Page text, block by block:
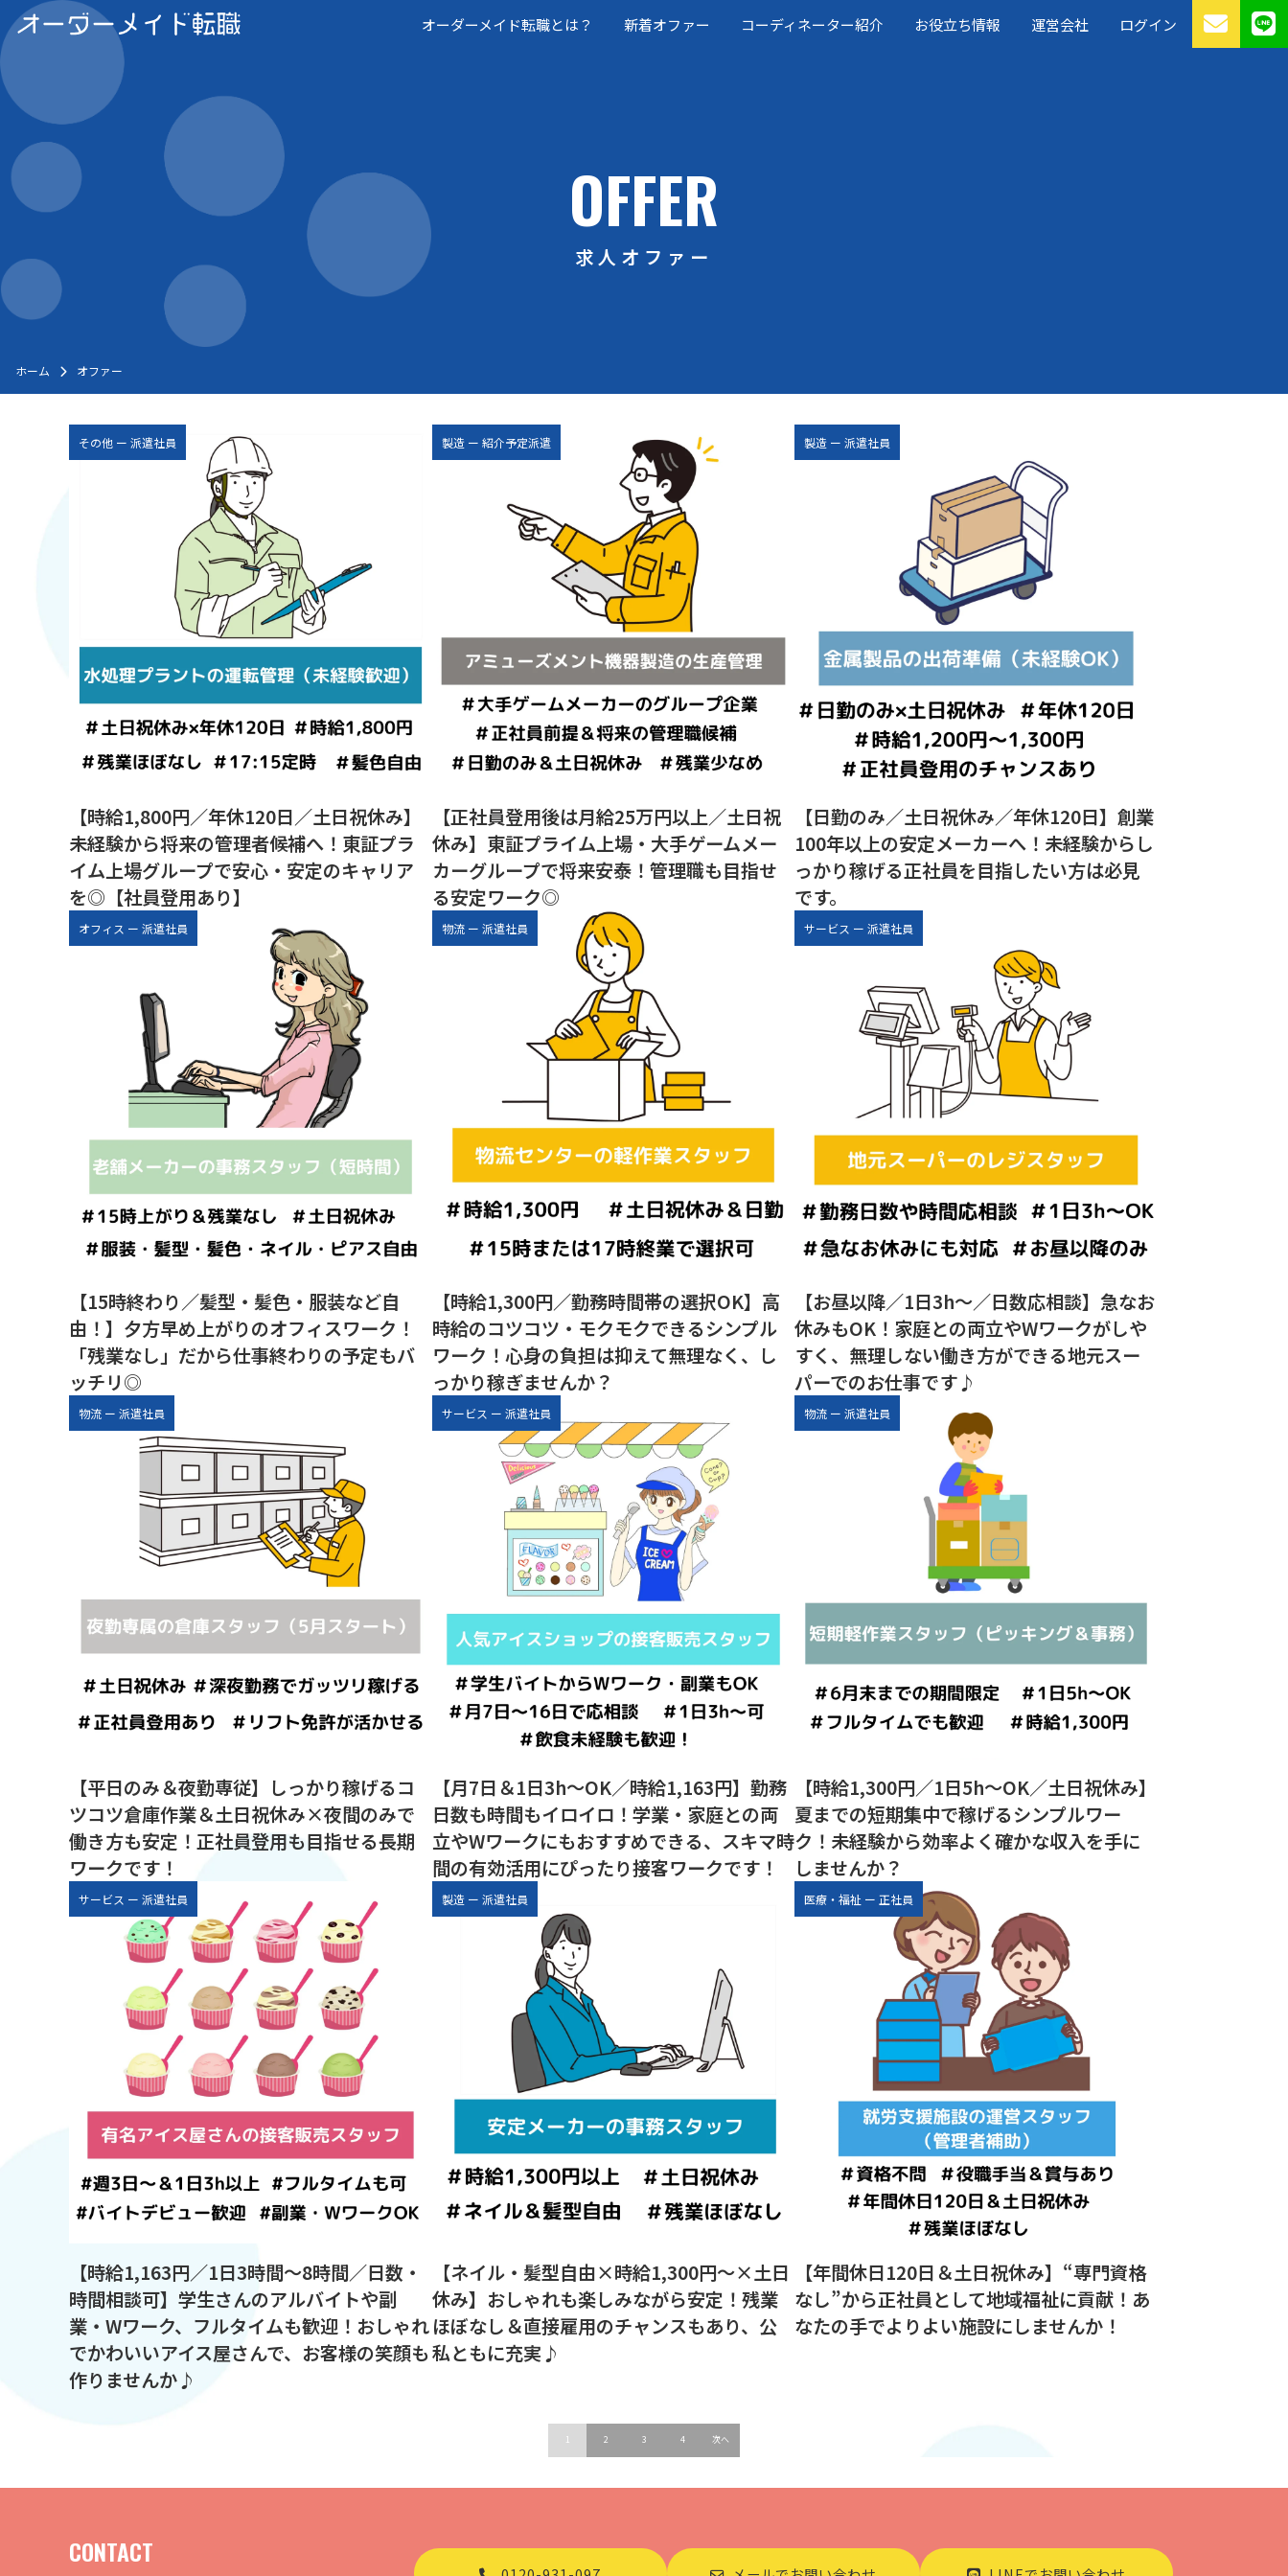
Skip
to
content
オーダーメイド転職とは？ 新着オファー コーディネーター紹介 お役立ち情報 運営会社 ログイン
OFFER
求人オファー
ホーム オファー
その他 ー 派遣社員
【時給1,800円／年休120日／土日祝休み】
未経験から将来の管理者候補へ！東証プラ
イム上場グループで安心・安定のキャリア
を◎【社員登用あり】
製造 ー 紹介予定派遣
【正社員登用後は月給25万円以上／土日祝
休み】東証プライム上場・大手ゲームメー
カーグループで将来安泰！管理職も目指せ
る安定ワーク◎
製造 ー 派遣社員
【日勤のみ／土日祝休み／年休120日】創業
100年以上の安定メーカーへ！未経験からし
っかり稼げる正社員を目指したい方は必見
です。
オフィス ー 派遣社員
【15時終わり／髪型・髪色・服装など自
由！】夕方早め上がりのオフィスワーク！
「残業なし」だから仕事終わりの予定もバ
ッチリ◎
物流 ー 派遣社員
【時給1,300円／勤務時間帯の選択OK】高
時給のコツコツ・モクモクできるシンプル
ワーク！心身の負担は抑えて無理なく、し
っかり稼ぎませんか？
サービス ー 派遣社員
【お昼以降／1日3h～／日数応相談】急なお
休みもOK！家庭との両立やWワークがしや
すく、無理しない働き方ができる地元スー
パーでのお仕事です♪
物流 ー 派遣社員
【平日のみ＆夜勤専従】しっかり稼げるコ
ツコツ倉庫作業＆土日祝休み×夜間のみで
働き方も安定！正社員登用も目指せる長期
ワークです！
サービス ー 派遣社員
【月7日＆1日3h～OK／時給1,163円】勤務
日数も時間もイロイロ！学業・家庭との両
立やWワークにもおすすめできる、スキマ時
間の有効活用にぴったり接客ワークです！
物流 ー 派遣社員
【時給1,300円／1日5h～OK／土日祝休み】
夏までの短期集中で稼げるシンプルワー
ク！未経験から効率よく確かな収入を手に
しませんか？
サービス ー 派遣社員
【時給1,163円／1日3時間～8時間／日数・
時間相談可】学生さんのアルバイトや副
業・Wワーク、フルタイムも歓迎！おしゃれ
でかわいいアイス屋さんで、お客様の笑顔も
作りませんか♪
製造 ー 派遣社員
【ネイル・髪型自由×時給1,300円～×土日
休み】おしゃれも楽しみながら安定！残業
ほぼなし＆直接雇用のチャンスもあり、公
私ともに充実♪
医療・福祉 ー 正社員
【年間休日120日＆土日祝休み】“専門資格
なし”から正社員として地域福祉に貢献！あ
なたの手でよりよい施設にしませんか！
ペ
送
1 2 3 4 次へ
CONTACT